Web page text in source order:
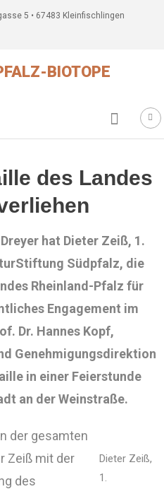
5 • 67483 Kleinfischlingen
des Landes
hat Dieter Zeiß, 1.
Südpfalz, die
Rheinland-Pfalz für
Engagement im
Dr. Hannes Kopf,
Genehmigungsdirektion
in einer Feierstunde
an der Weinstraße.
Dieter Zeiß,
1.
der gesamten
Zeiß mit der
des